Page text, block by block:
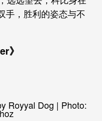
手，胜利的姿态与不
》